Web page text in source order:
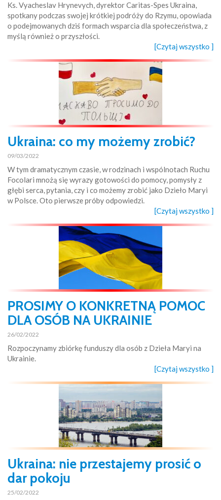
Ks. Vyacheslav Hrynevych, dyrektor Caritas-Spes Ukraina,
spotkany podczas swojej krótkiej podróży do Rzymu, opowiada
o podejmowanych dziś formach wsparcia dla społeczeństwa, z
myślą również o przyszłości.
[Czytaj wszystko ]
Ukraina: co my możemy zrobić?
09/03/2022
W tym dramatycznym czasie, w rodzinach i wspólnotach Ruchu
Focolari mnożą się wyrazy gotowości do pomocy, pomysły z
głębi serca, pytania, czy i co możemy zrobić jako Dzieło Maryi
w Polsce. Oto pierwsze próby odpowiedzi.
[Czytaj wszystko ]
PROSIMY O KONKRETNĄ POMOC
DLA OSÓB NA UKRAINIE
26/02/2022
Rozpoczynamy zbiórkę funduszy dla osób z Dzieła Maryi na
Ukrainie.
[Czytaj wszystko ]
Ukraina: nie przestajemy prosić o
dar pokoju
25/02/2022